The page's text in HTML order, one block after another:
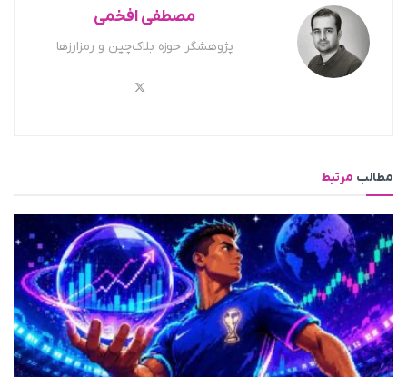
مصطفی افخمی
پژوهشگر حوزه بلاک‌چین و رمزارزها
مطالب مرتبط